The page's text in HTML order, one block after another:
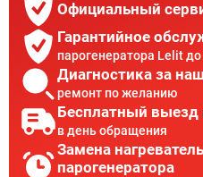
Официальный
Гарантийное
парогенератора Lelit до
Диагностика за
ремонт по желанию
Бесплатный выезд
в день обращения
Замена
парогенератора